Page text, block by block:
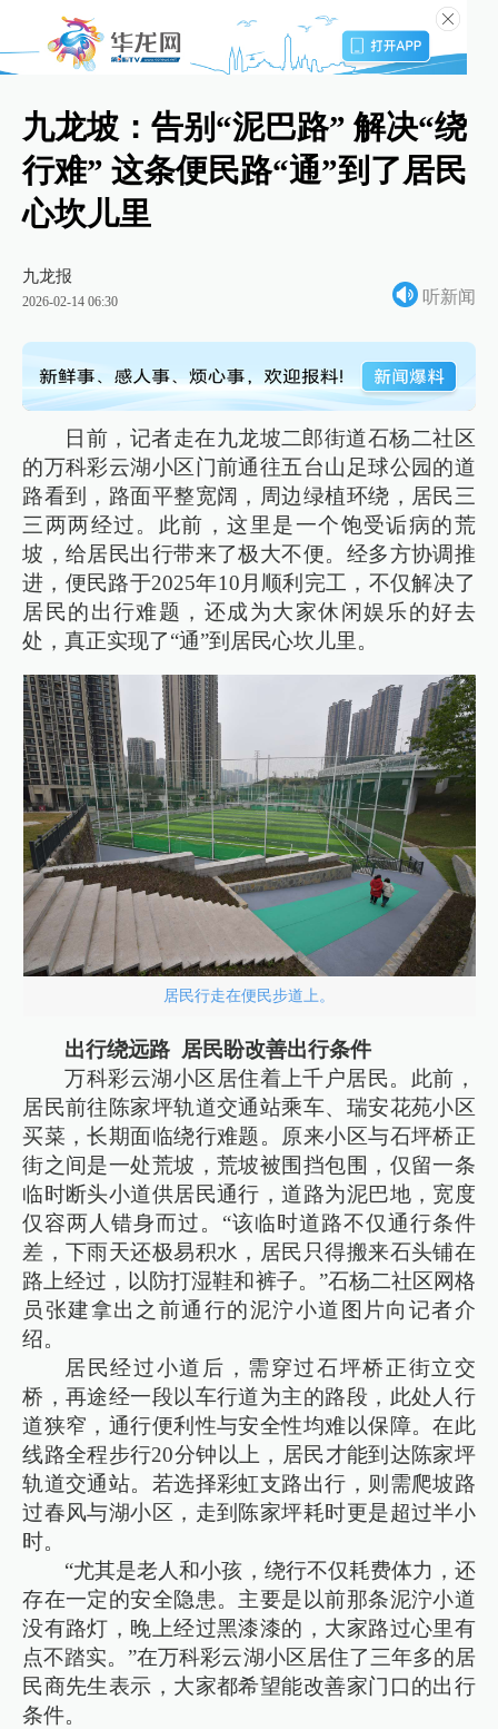
九龙坡：告别“泥巴路” 解决“绕
行难” 这条便民路“通”到了居民
心坎儿里
九龙报
2026-02-14 06:30 听新闻
日前，记者走在九龙坡二郎街道石杨二社区
的万科彩云湖小区门前通往五台山足球公园的道
路看到，路面平整宽阔，周边绿植环绕，居民三
三两两经过。此前，这里是一个饱受诟病的荒
坡，给居民出行带来了极大不便。经多方协调推
进，便民路于2025年10月顺利完工，不仅解决了
居民的出行难题，还成为大家休闲娱乐的好去
处，真正实现了“通”到居民心坎儿里。
居民行走在便民步道上。
出行绕远路 居民盼改善出行条件
万科彩云湖小区居住着上千户居民。此前，
居民前往陈家坪轨道交通站乘车、瑞安花苑小区
买菜，长期面临绕行难题。原来小区与石坪桥正
街之间是一处荒坡，荒坡被围挡包围，仅留一条
临时断头小道供居民通行，道路为泥巴地，宽度
仅容两人错身而过。“该临时道路不仅通行条件
差，下雨天还极易积水，居民只得搬来石头铺在
路上经过，以防打湿鞋和裤子。”石杨二社区网格
员张建拿出之前通行的泥泞小道图片向记者介
绍。
居民经过小道后，需穿过石坪桥正街立交
桥，再途经一段以车行道为主的路段，此处人行
道狭窄，通行便利性与安全性均难以保障。在此
线路全程步行20分钟以上，居民才能到达陈家坪
轨道交通站。若选择彩虹支路出行，则需爬坡路
过春风与湖小区，走到陈家坪耗时更是超过半小
时。
“尤其是老人和小孩，绕行不仅耗费体力，还
存在一定的安全隐患。主要是以前那条泥泞小道
没有路灯，晚上经过黑漆漆的，大家路过心里有
点不踏实。”在万科彩云湖小区居住了三年多的居
民商先生表示，大家都希望能改善家门口的出行
条件。